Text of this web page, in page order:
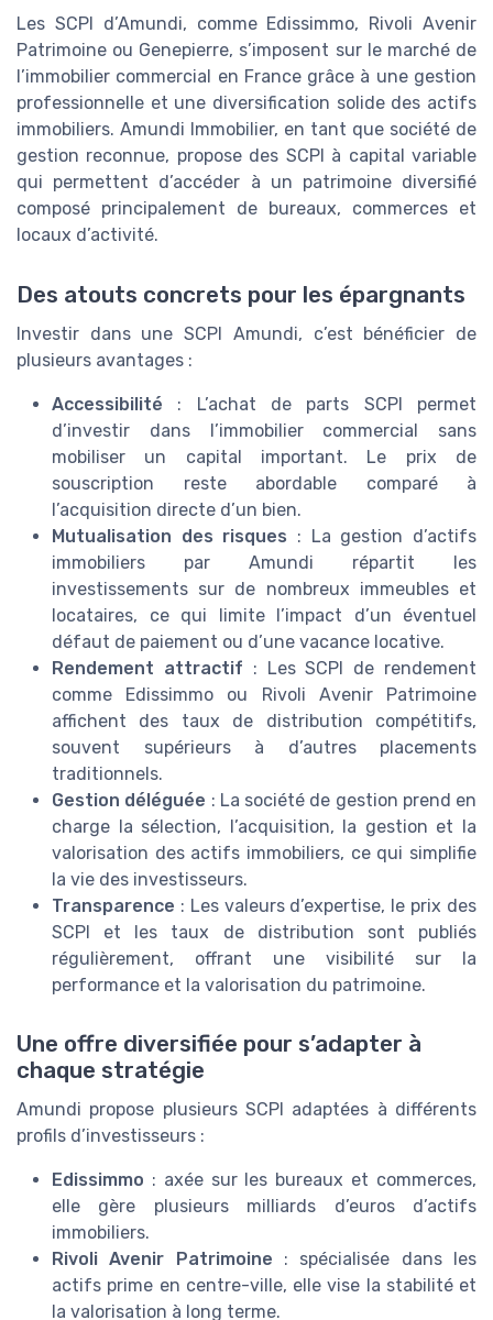
Les SCPI d’Amundi, comme Edissimmo, Rivoli Avenir
Patrimoine ou Genepierre, s’imposent sur le marché de
l’immobilier commercial en France grâce à une gestion
professionnelle et une diversification solide des actifs
immobiliers. Amundi Immobilier, en tant que société de
gestion reconnue, propose des SCPI à capital variable
qui permettent d’accéder à un patrimoine diversifié
composé principalement de bureaux, commerces et
locaux d’activité.
Des atouts concrets pour les épargnants
Investir dans une SCPI Amundi, c’est bénéficier de
plusieurs avantages :
Accessibilité : L’achat de parts SCPI permet
d’investir dans l’immobilier commercial sans
mobiliser un capital important. Le prix de
souscription reste abordable comparé à
l’acquisition directe d’un bien.
Mutualisation des risques : La gestion d’actifs
immobiliers par Amundi répartit les
investissements sur de nombreux immeubles et
locataires, ce qui limite l’impact d’un éventuel
défaut de paiement ou d’une vacance locative.
Rendement attractif : Les SCPI de rendement
comme Edissimmo ou Rivoli Avenir Patrimoine
affichent des taux de distribution compétitifs,
souvent supérieurs à d’autres placements
traditionnels.
Gestion déléguée : La société de gestion prend en
charge la sélection, l’acquisition, la gestion et la
valorisation des actifs immobiliers, ce qui simplifie
la vie des investisseurs.
Transparence : Les valeurs d’expertise, le prix des
SCPI et les taux de distribution sont publiés
régulièrement, offrant une visibilité sur la
performance et la valorisation du patrimoine.
Une offre diversifiée pour s’adapter à
chaque stratégie
Amundi propose plusieurs SCPI adaptées à différents
profils d’investisseurs :
Edissimmo : axée sur les bureaux et commerces,
elle gère plusieurs milliards d’euros d’actifs
immobiliers.
Rivoli Avenir Patrimoine : spécialisée dans les
actifs prime en centre-ville, elle vise la stabilité et
la valorisation à long terme.